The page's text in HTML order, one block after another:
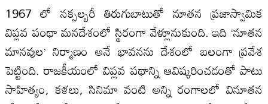
1967 లో నక్సల్బరీ తిరుగుబాటుతో నూతన ప్రజాస్వామిక
విప్లవ పంథా మనదేశంలో స్థిరంగా వేళ్లూనుకుంది. ఇది ‘నూతన
మానవుల’ నిర్మాణం అనే భావనను దేశంలో బలంగా ప్రవేశ
పెట్టింది. రాజకీయంలో విప్లవ పథాన్ని ఆవిష్కరించడంతో పాటు
సాహిత్యం, కళలు, సినిమా వంటి అన్ని రంగాలలో వినూతన